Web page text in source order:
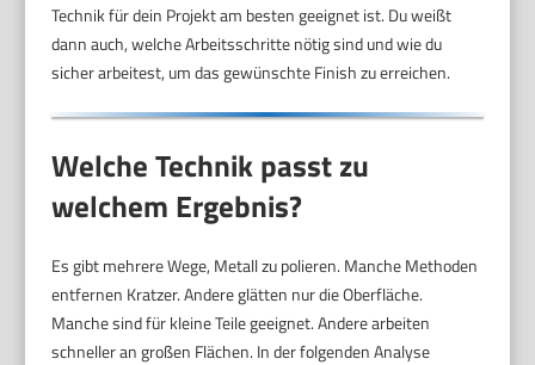
Technik für dein Projekt am besten geeignet ist. Du weißt
dann auch, welche Arbeitsschritte nötig sind und wie du
sicher arbeitest, um das gewünschte Finish zu erreichen.
Welche Technik passt zu
welchem Ergebnis?
Es gibt mehrere Wege, Metall zu polieren. Manche Methoden
entfernen Kratzer. Andere glätten nur die Oberfläche.
Manche sind für kleine Teile geeignet. Andere arbeiten
schneller an großen Flächen. In der folgenden Analyse